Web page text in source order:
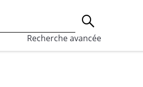
qui sont utilisés à des fins
Recherche avancée